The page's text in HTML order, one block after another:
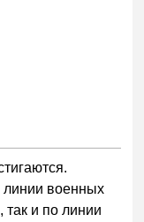
линии военных
и по линии